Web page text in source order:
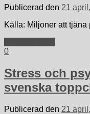
Publicerad den 21
Källa: Miljoner att
0
Stress och
svenska
Publicerad den 21